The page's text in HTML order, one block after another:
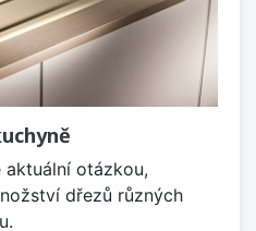
otázkou,
dřezů různých